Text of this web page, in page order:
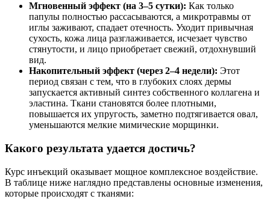
Мгновенный эффект (на 3–5 сутки): Как только
папулы полностью рассасываются, а микротравмы от
иглы заживают, спадает отечность. Уходит привычная
сухость, кожа лица разглаживается, исчезает чувство
стянутости, и лицо приобретает свежий, отдохнувший
вид.
Накопительный эффект (через 2–4 недели): Этот
период связан с тем, что в глубоких слоях дермы
запускается активный синтез собственного коллагена и
эластина. Ткани становятся более плотными,
повышается их упругость, заметно подтягивается овал,
уменьшаются мелкие мимические морщинки.
Какого результата удается достичь?
Курс инъекций оказывает мощное комплексное воздействие.
В таблице ниже наглядно представлены основные изменения,
которые происходят с тканями: